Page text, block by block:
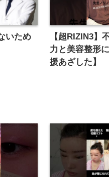
いため
【超RIZIN3】
力と美容整形
援あざした】